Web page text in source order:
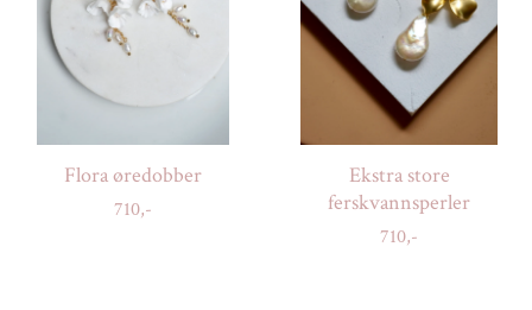
Flora øredobber
710,-
Ekstra store
ferskvannsperler
710,-